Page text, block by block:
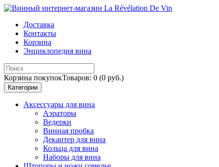
Доставка
Контакты
Корзина
Энциклопедия вина
Корзина покупокТоваров: 0 (0 руб.)
Категории
Аксессуары для вина
Аэраторы
Ведерки
Винная пробка
Декантер для вина
Кольца для вина
Наборы для вина